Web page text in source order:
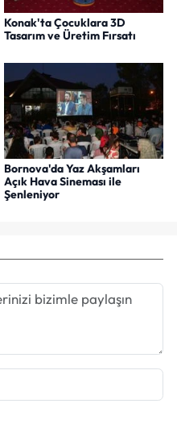
Konak'ta Çocuklara 3D
Tasarım ve Üretim Fırsatı
Bornova'da Yaz Akşamları
Açık Hava Sineması ile
Şenleniyor